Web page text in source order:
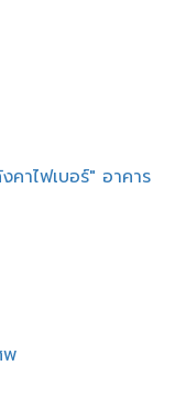
คาไฟเบอร์" อาคาร
พ